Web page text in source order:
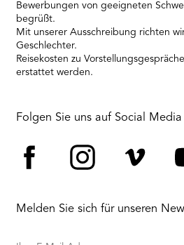
Bewerbungen von geeigneten
begrüßt.
Mit unserer Ausschreibung richten
Geschlechter.
Reisekosten zu
erstattet werden.
Folgen Sie uns auf Social Media
Melden Sie sich für unseren
Ihre